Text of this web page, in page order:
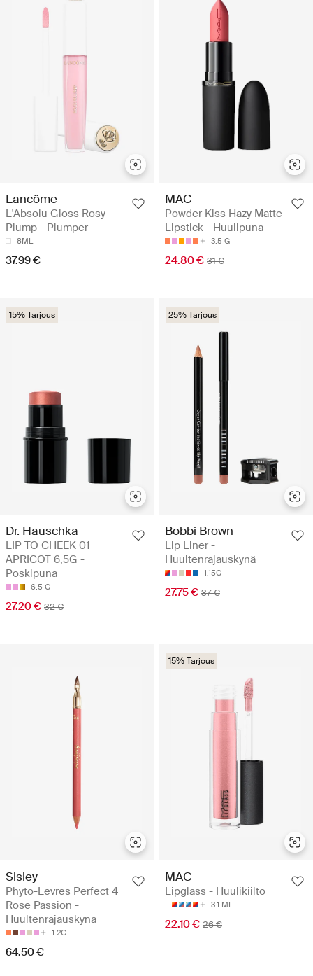
Lancôme
L'Absolu Gloss Rosy
Plump - Plumper
8ML
37.99 €
MAC
Powder Kiss Hazy Matte
Lipstick - Huulipuna
3.5 G
24.80 € 31 €
15% Tarjous
Dr. Hauschka
LIP TO CHEEK 01
APRICOT 6,5G -
Poskipuna
6.5 G
27.20 € 32 €
25% Tarjous
Bobbi Brown
Lip Liner -
Huultenrajauskynä
1.15G
27.75 € 37 €
Sisley
Phyto-Levres Perfect 4
Rose Passion -
Huultenrajauskynä
1.2G
64.50 €
15% Tarjous
MAC
Lipglass - Huulikiilto
3.1 ML
22.10 € 26 €